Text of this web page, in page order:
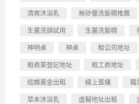
清爽沐浴乳 無矽靈洗髮精推薦
生薑洗頭試用 生薑洗髮精
神明桌 神桌 租公司地址
租商業登記地址 租工商地址
結婚黃金出租 線上直播 職
草本沐浴乳 虛擬地址出租